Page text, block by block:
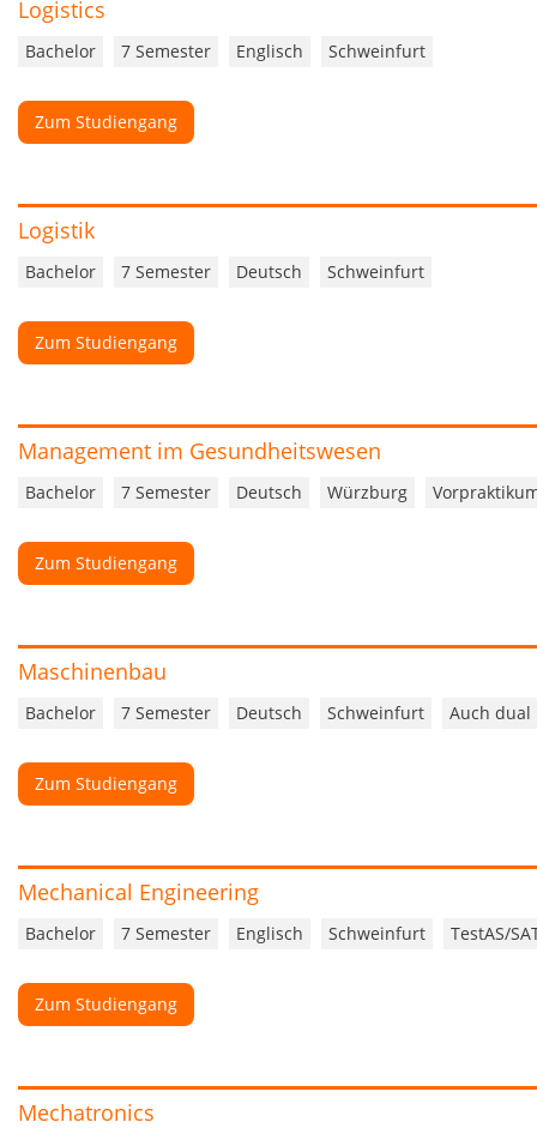
Logistics
Bachelor 7 Semester Englisch Schweinfurt
Zum Studiengang
Logistik
Bachelor 7 Semester Deutsch Schweinfurt
Zum Studiengang
Management im Gesundheitswesen
Bachelor 7 Semester Deutsch Würzburg
Zum Studiengang
Maschinenbau
Bachelor 7 Semester Deutsch Schweinfurt Auch dual
Zum Studiengang
Mechanical Engineering
Bachelor 7 Semester Englisch Schweinfurt TestAS/
Zum Studiengang
Mechatronics